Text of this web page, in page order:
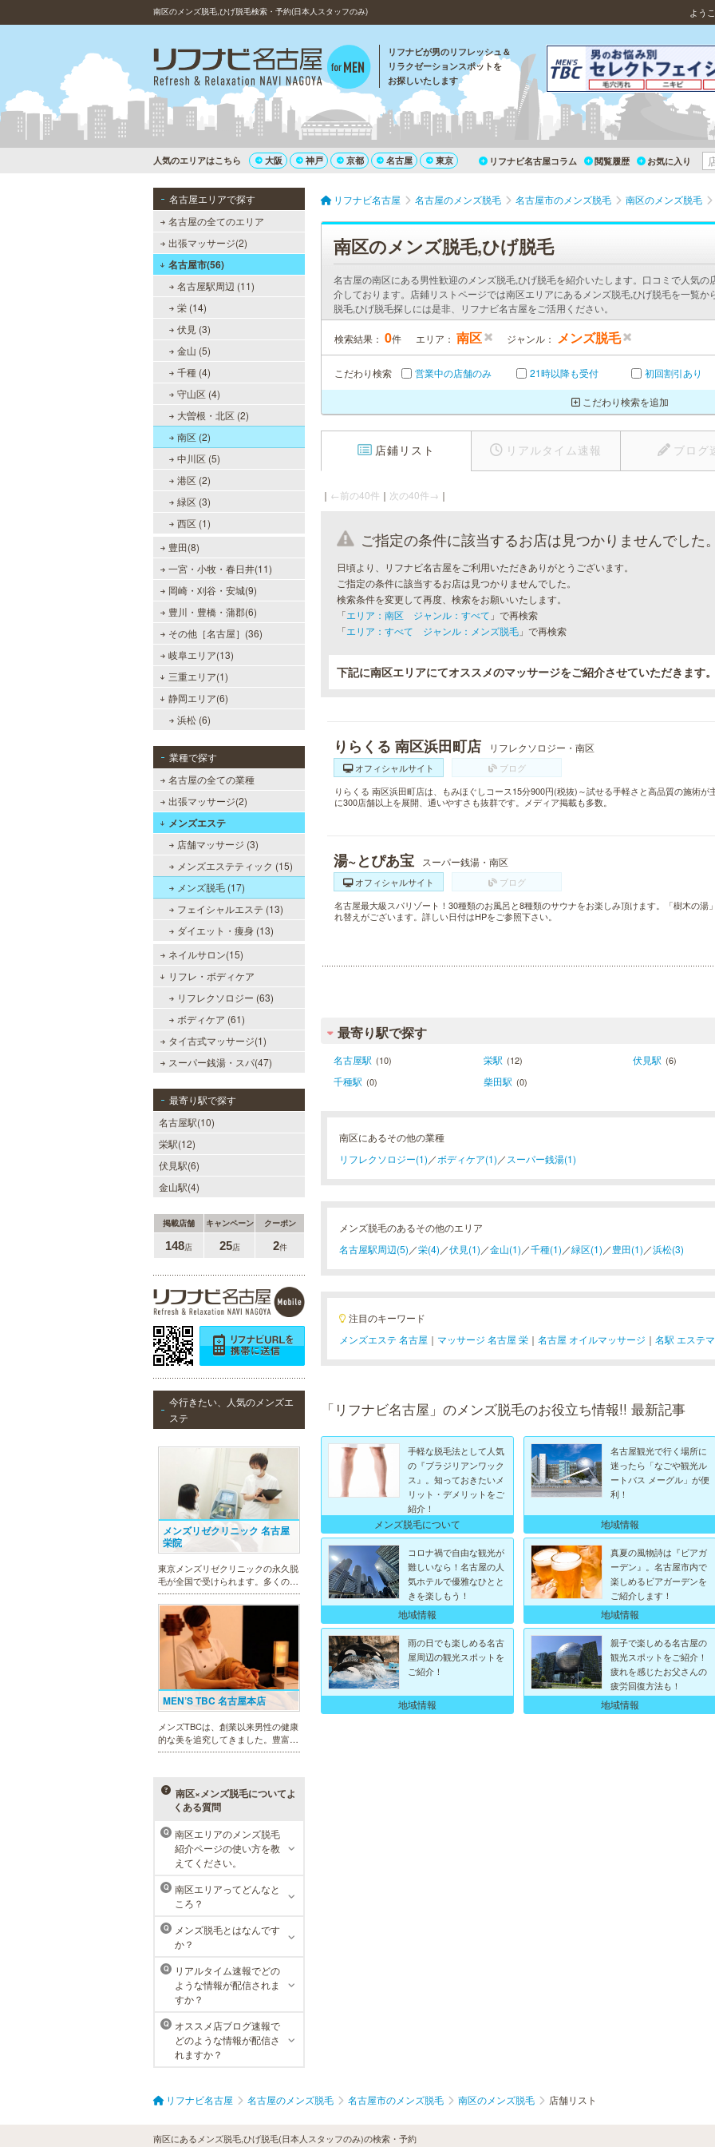
南区のメンズ脱毛,ひげ脱毛検索・予約(日本人スタッフのみ) ようこ
リフナビが男のリフレッシュ＆
リラクゼーションスポットを
お探しいたします
人気のエリアはこちら 大阪 神戸 京都 名古屋 東京 リフナビ名古屋コラム 閲覧履歴 お気に入り
名古屋エリアで探す
名古屋の全てのエリア
出張マッサージ(2)
名古屋市(56)
名古屋駅周辺 (11)
栄 (14)
伏見 (3)
金山 (5)
千種 (4)
守山区 (4)
大曽根・北区 (2)
南区 (2)
中川区 (5)
港区 (2)
緑区 (3)
西区 (1)
豊田(8)
一宮・小牧・春日井(11)
岡崎・刈谷・安城(9)
豊川・豊橋・蒲郡(6)
その他［名古屋］(36)
岐阜エリア(13)
三重エリア(1)
静岡エリア(6)
浜松 (6)
業種で探す
名古屋の全ての業種
出張マッサージ(2)
メンズエステ
店舗マッサージ (3)
メンズエステティック (15)
メンズ脱毛 (17)
フェイシャルエステ (13)
ダイエット・痩身 (13)
ネイルサロン(15)
リフレ・ボディケア
リフレクソロジー (63)
ボディケア (61)
タイ古式マッサージ(1)
スーパー銭湯・スパ(47)
最寄り駅で探す
名古屋駅(10)
栄駅(12)
伏見駅(6)
金山駅(4)
掲載店舗 キャンペーン クーポン
148店 25店 2件
今行きたい、人気のメンズエ
ステ
メンズリゼクリニック 名古屋
栄院
東京メンズリゼクリニックの永久脱
毛が全国で受けられます。多くの男
性患者様にご支持頂き、新宿1院か
ら始まったメンズリゼクリニック
が、現在では提携院含め全国10院を
展開するクリニックになりました。
MEN’S TBC 名古屋本店
メンズTBCは、創業以来男性の健康
的な美を追究してきました。豊富な
脱毛メニューを始め、フェイシャル
べる種類の多さで初めての方も安心
です。
ラ・パルレ 名古屋本店
ラ・パルレでは、内側からも外側か
らも健康的に美しく男性をサポー
ト。脱メタボリックやダイエット、
マッチョコースやにきび内外コー
ス、アロマトリートメント等多彩な
メニューをご用意。お得な体験コー
南区×メンズ脱毛についてよ
くある質問
Q
南区エリアのメンズ脱毛
紹介ページの使い方を教
えてください。
Q
南区エリアってどんなと
ころ？
Q
メンズ脱毛とはなんです
か？
Q
リアルタイム速報でどの
ような情報が配信されま
すか？
Q
オススメ店ブログ速報で
どのような情報が配信さ
れますか？
リフナビ名古屋 名古屋のメンズ脱毛 名古屋市のメンズ脱毛 南区のメンズ脱毛
南区のメンズ脱毛,ひげ脱毛
名古屋の南区にある男性歓迎のメンズ脱毛,ひげ脱毛を紹介いたします。口コミで人気
介しております。店鋪リストページでは南区エリアにあるメンズ脱毛,ひげ脱毛を一覧
脱毛,ひげ脱毛探しには是非、リフナビ名古屋をご活用ください。
検索結果： 0件 エリア： 南区 ジャンル： メンズ脱毛
こだわり検索 営業中の店舗のみ 21時以降も受付 初回割引あり
こだわり検索を追加
店鋪リスト リアルタイム速報 ブログ
｜ ←前の40件 ｜ 次の40件→ ｜
ご指定の条件に該当するお店は見つかりませんでした。
日頃より、リフナビ名古屋をご利用いただきありがとうございます。
ご指定の条件に該当するお店は見つかりませんでした。
検索条件を変更して再度、検索をお願いいたします。
「エリア：南区 ジャンル：すべて 」で再検索
「エリア：すべて ジャンル：メンズ脱毛 」で再検索
下記に南区エリアにてオススメのマッサージをご紹介させていただきます。
りらくる 南区浜田町店 リフレクソロジー・南区
オフィシャルサイト
ブログ
りらくる 南区浜田町店は、もみほぐしコース15分900円(税抜)～試せる手軽さと高品質の施術
に300店舗以上を展開、通いやすさも抜群です。メディア掲載も多数。
湯~とぴあ宝 スーパー銭湯・南区
オフィシャルサイト
ブログ
名古屋最大級スパリゾート！30種類のお風呂と8種類のサウナをお楽しみ頂けます。「樹木の湯
れ替えがございます。詳しい日付はHPをご参照下さい。
最寄り駅で探す
名古屋駅 (10) 栄駅 (12) 伏見駅 (6)
千種駅 (0) 柴田駅 (0)
南区にあるその他の業種
リフレクソロジー(1) ／ボディケア(1) ／ スーパー銭湯(1)
メンズ脱毛のあるその他のエリア
名古屋駅周辺(5) ／栄(4) ／伏見(1) ／金山(1) ／千種(1) ／緑区(1) ／豊田(1) ／浜松(3)
注目のキーワード
メンズエステ 名古屋 ｜ マッサージ 名古屋 栄 ｜ 名古屋 オイルマッサージ ｜ 名駅 エステ
「リフナビ名古屋」のメンズ脱毛のお役立ち情報!! 最新記事
手軽な脱毛法として人気
の『ブラジリアンワック
ス』。知っておきたいメ
リット・デメリットをご
紹介！
メンズ脱毛について
名古屋観光で行く場所に
迷ったら「なごや観光ル
ートバス メーグル」が便
利！
地域情報
コロナ禍で自由な観光が
難しいなら！名古屋の人
気ホテルで優雅なひとと
きを楽しもう！
地域情報
真夏の風物詩は『ビアガ
ーデン』。名古屋市内で
楽しめるビアガーデンを
ご紹介します！
地域情報
雨の日でも楽しめる名古
屋周辺の観光スポットを
ご紹介！
地域情報
親子で楽しめる名古屋の
観光スポットをご紹介！
疲れを感じたお父さんの
疲労回復方法も！
地域情報
リフナビ名古屋 名古屋のメンズ脱毛 名古屋市のメンズ脱毛 南区のメンズ脱毛 店舗リスト
南区にあるメンズ脱毛,ひげ脱毛(日本人スタッフのみ)の検索・予約